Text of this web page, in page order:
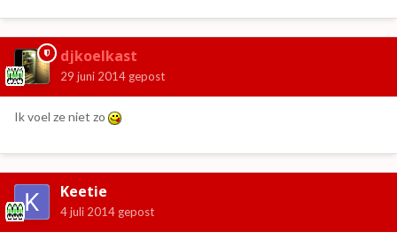
djkoelkast
29 juni 2014 gepost
Ik voel ze niet zo
Keetie
4 juli 2014 gepost